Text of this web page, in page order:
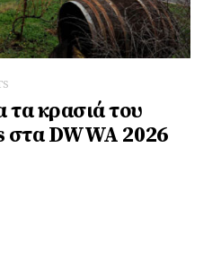
τα κρασιά του
στα DWWA 2026